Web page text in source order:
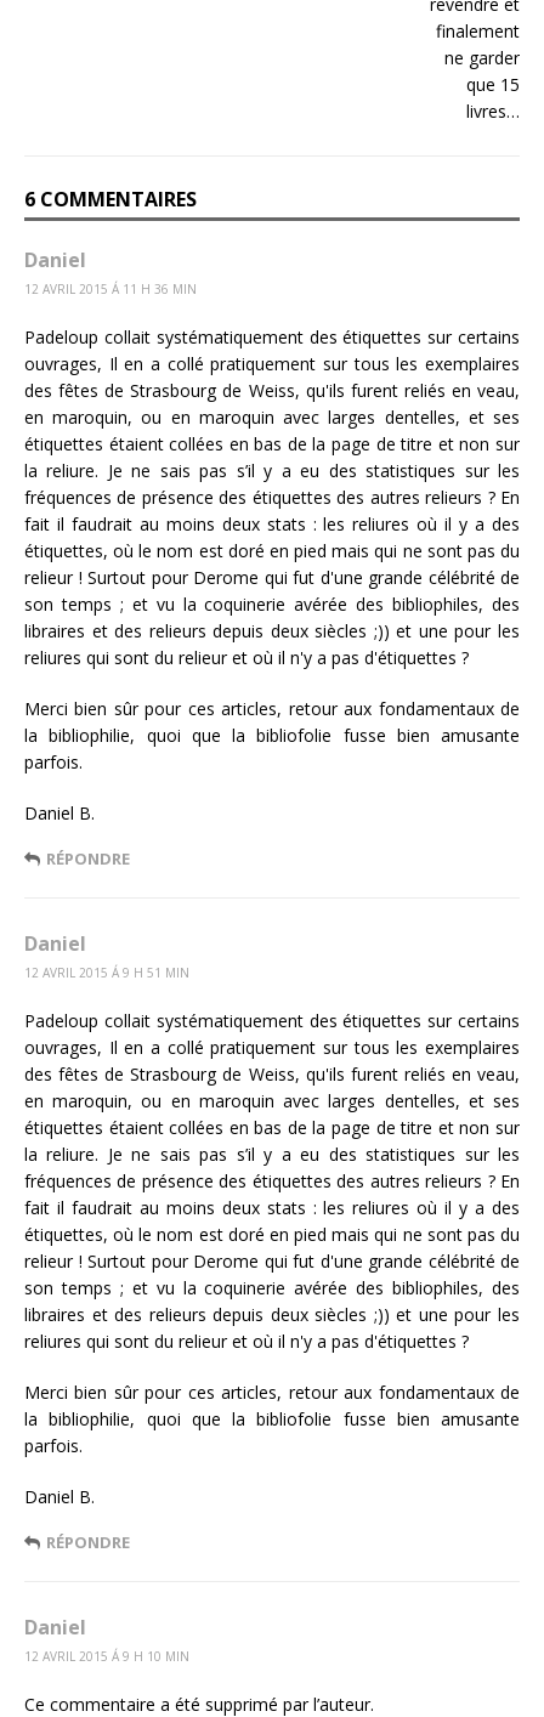
6 COMMENTAIRES
Daniel
12 AVRIL 2015 Á 11 H 36 MIN
Padeloup collait systématiquement des étiquettes sur certains
ouvrages, Il en a collé pratiquement sur tous les exemplaires
des fêtes de Strasbourg de Weiss, qu'ils furent reliés en veau,
en maroquin, ou en maroquin avec larges dentelles, et ses
étiquettes étaient collées en bas de la page de titre et non sur
la reliure. Je ne sais pas s’il y a eu des statistiques sur les
fréquences de présence des étiquettes des autres relieurs ? En
fait il faudrait au moins deux stats : les reliures où il y a des
étiquettes, où le nom est doré en pied mais qui ne sont pas du
relieur ! Surtout pour Derome qui fut d'une grande célébrité de
son temps ; et vu la coquinerie avérée des bibliophiles, des
libraires et des relieurs depuis deux siècles ;)) et une pour les
reliures qui sont du relieur et où il n'y a pas d'étiquettes ?
Merci bien sûr pour ces articles, retour aux fondamentaux de
la bibliophilie, quoi que la bibliofolie fusse bien amusante
parfois.
Daniel B.
RÉPONDRE
Daniel
12 AVRIL 2015 Á 9 H 51 MIN
Padeloup collait systématiquement des étiquettes sur certains
ouvrages, Il en a collé pratiquement sur tous les exemplaires
des fêtes de Strasbourg de Weiss, qu'ils furent reliés en veau,
en maroquin, ou en maroquin avec larges dentelles, et ses
étiquettes étaient collées en bas de la page de titre et non sur
la reliure. Je ne sais pas s’il y a eu des statistiques sur les
fréquences de présence des étiquettes des autres relieurs ? En
fait il faudrait au moins deux stats : les reliures où il y a des
étiquettes, où le nom est doré en pied mais qui ne sont pas du
relieur ! Surtout pour Derome qui fut d'une grande célébrité de
son temps ; et vu la coquinerie avérée des bibliophiles, des
libraires et des relieurs depuis deux siècles ;)) et une pour les
reliures qui sont du relieur et où il n'y a pas d'étiquettes ?
Merci bien sûr pour ces articles, retour aux fondamentaux de
la bibliophilie, quoi que la bibliofolie fusse bien amusante
parfois.
Daniel B.
RÉPONDRE
Daniel
12 AVRIL 2015 Á 9 H 10 MIN
Ce commentaire a été supprimé par l’auteur.